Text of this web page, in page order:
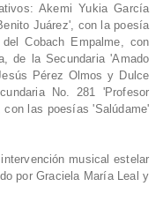
Akemi Yukia García
Juárez', con la poesía
Cobach Empalme, con
de la Secundaria 'Amado
Pérez Olmos y Dulce
No. 281 'Profesor
las poesías 'Salúdame'
musical estelar
por Graciela María Leal y